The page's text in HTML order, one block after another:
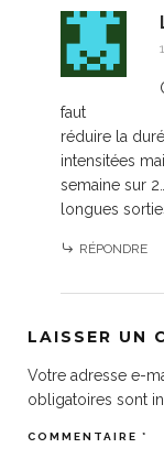
faut
réduire la
intensitées
semaine sur
longues
RÉPONDRE
LAISSER UN
Votre adresse e-
obligatoires sont
COMMENTAIRE *